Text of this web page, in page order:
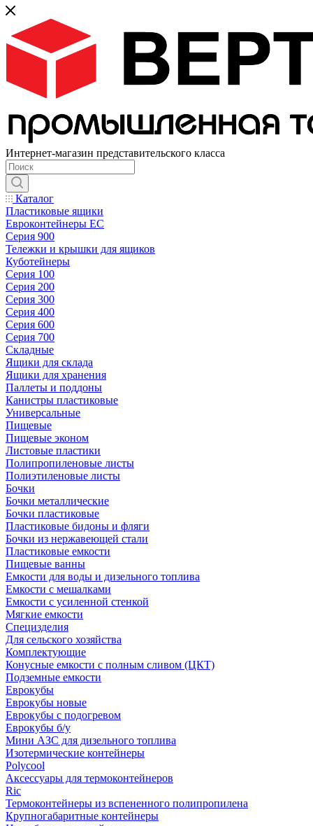
Интернет-магазин представительского класса
Каталог
Пластиковые ящики
Евроконтейнеры ЕС
Серия 900
Тележки и крышки для ящиков
Куботейнеры
Серия 100
Серия 200
Серия 300
Серия 400
Серия 600
Серия 700
Складные
Ящики для склада
Ящики для хранения
Паллеты и поддоны
Канистры пластиковые
Универсальные
Пищевые
Пищевые эконом
Листовые пластики
Полипропиленовые листы
Полиэтиленовые листы
Бочки
Бочки металлические
Бочки пластиковые
Пластиковые бидоны и фляги
Бочки из нержавеющей стали
Пластиковые емкости
Пищевые ванны
Емкости для воды и дизельного топлива
Емкости с мешалками
Емкости с усиленной стенкой
Мягкие емкости
Специзделия
Для сельского хозяйства
Комплектующие
Конусные емкости с полным сливом (ЦКТ)
Подземные емкости
Еврокубы
Еврокубы новые
Еврокубы с подогревом
Еврокубы б/у
Мини АЗС для дизельного топлива
Изотермические контейнеры
Polycool
Аксессуары для термоконтейнеров
Ric
Термоконтейнеры из вспененного полипропилена
Крупногабаритные контейнеры